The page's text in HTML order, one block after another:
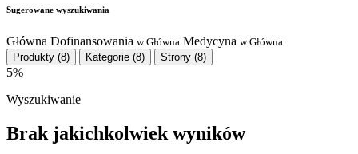
Sugerowane wyszukiwania
Główna Dofinansowania w Główna Medycyna w Główna
Produkty (8) Kategorie (8) Strony (8)
5%
Wyszukiwanie
Brak jakichkolwiek wyników